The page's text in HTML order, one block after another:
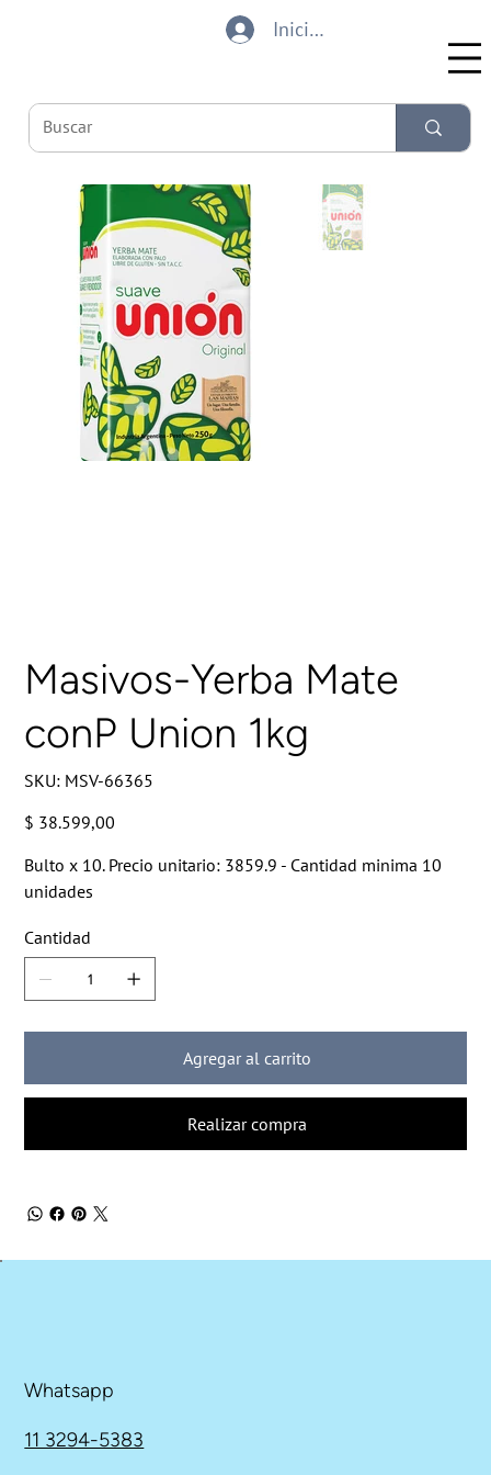
Iniciar sesión
Masivos-Yerba Mate
conP Union 1kg
SKU: SKU
MSV-
MSV-66365
Precio
$ 38.599,00
Bulto x 10. Precio unitario: 3859.9 - Cantidad minima 10
unidades
Cantidad
Agregar al carrito
Realizar compra
Whatsapp
11 3294-5383